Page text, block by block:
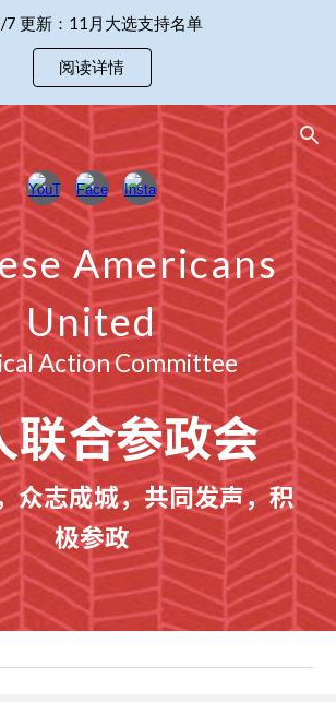
7 更新：11月大选支持名单
阅读详情
Americans
United
Action Committee
联合参政会
众志成城，共同发声，积
极参政